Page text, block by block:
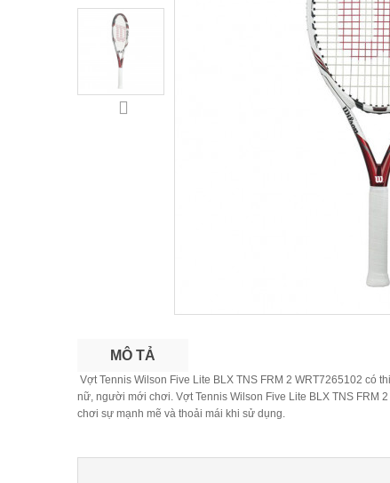
MÔ TẢ
Vợt Tennis Wilson Five Lite BLX TNS FRM 2 WRT7265102
nữ, người mới chơi. Vợt Tennis Wilson Five Lite BLX TNS FRM
chơi sự mạnh mẽ và thoải mái khi sử dụng.